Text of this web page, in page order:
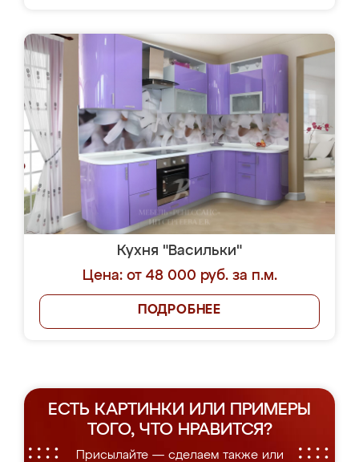
Кухня "Васильки"
Цена: от 48 000 руб. за п.м.
ПОДРОБНЕЕ
ЕСТЬ КАРТИНКИ ИЛИ ПРИМЕРЫ
ТОГО, ЧТО НРАВИТСЯ?
Присылайте — сделаем также или